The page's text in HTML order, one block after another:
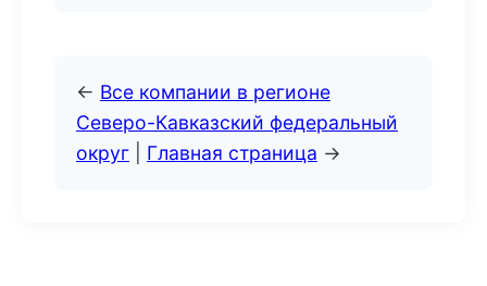
← Все компании в регионе
Северо-Кавказский федеральный
округ
Главная страница →